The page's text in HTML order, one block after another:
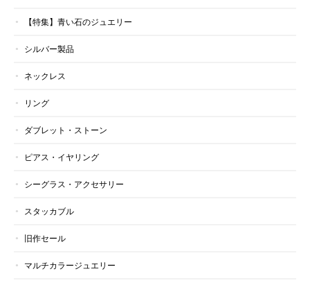
【特集】青い石のジュエリー
シルバー製品
ネックレス
リング
ダブレット・ストーン
ピアス・イヤリング
シーグラス・アクセサリー
スタッカブル
旧作セール
マルチカラージュエリー